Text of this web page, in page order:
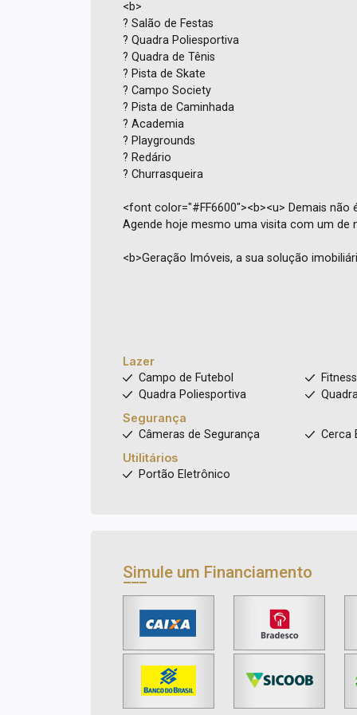
<b>
? Salão de Festas
? Quadra Poliesportiva
? Quadra de Tênis
? Pista de Skate
? Campo Society
? Pista de Caminhada
? Academia
? Playgrounds
? Redário
? Churrasqueira
<font color="#FF6600"><b><u> Demais não
Agende hoje mesmo uma visita com um
<b>Geração Imóveis, a sua solução
Lazer
Campo de Futebol
Fitness
Quadra Poliesportiva
Segurança
Câmeras de Segurança
Cerca
Utilitários
Portão Eletrônico
Simule um Financiamento